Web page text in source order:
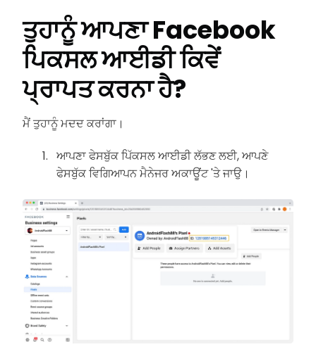
ਤੁਹਾਨੂੰ ਆਪਣਾ Facebook
ਪਿਕਸਲ ਆਈਡੀ ਕਿਵੇਂ
ਪ੍ਰਾਪਤ ਕਰਨਾ ਹੈ?
ਮੈਂ ਤੁਹਾਨੂੰ ਮਦਦ ਕਰਾਂਗਾ।
ਆਪਣਾ ਫੇਸਬੁੱਕ ਪਿੱਕਸਲ ਆਈਡੀ ਲੱਭਣ ਲਈ, ਆਪਣੇ
ਫੇਸਬੁੱਕ ਵਿਗਿਆਪਨ ਮੈਨੇਜਰ ਅਕਾਊਂਟ 'ਤੇ ਜਾਉ।